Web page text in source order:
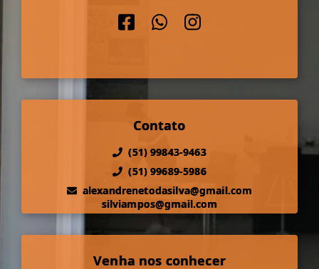
Contato
(51) 99843-9463
(51) 99689-5986
alexandrenetodasilva@gmail.com
silviampos@gmail.com
Venha nos conhecer